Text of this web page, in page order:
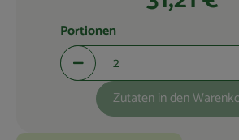
Portionen verringern (aktuell 2
Portionen
Zutaten in den